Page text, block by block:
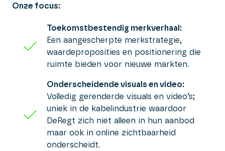
Onze focus:
Toekomstbestendig merkverhaal:
Een aangescherpte merkstrategie,
waardeproposities en positionering die
ruimte bieden voor nieuwe markten.
Onderscheidende visuals en video:
Volledig gerenderde visuals en video’s;
uniek in de kabelindustrie waardoor
DeRegt zich niet alleen in hun aanbod
maar ook in online zichtbaarheid
onderscheidt.